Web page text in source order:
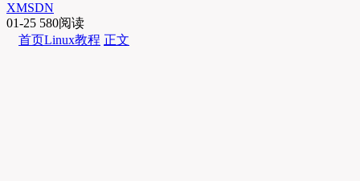
XMSDN
01-25 580阅读
首页Linux教程 正文